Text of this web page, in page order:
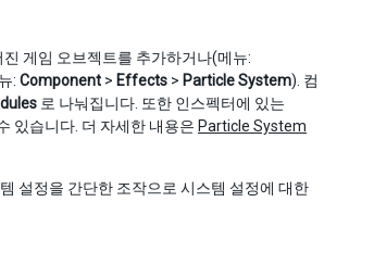
게임 오브젝트를 추가하거나(메뉴:
: Component > Effects > Particle System). 컴
로 나눠집니다. 또한 인스펙터에 있는
있습니다. 더 자세한 내용은 Particle System
설정을 간단한 조작으로 시스템 설정에 대한